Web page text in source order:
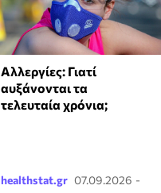
Αλλεργίες: Γιατί
αυξάνονται τα
τελευταία χρόνια;
healthstat.gr 07.09.2026 -